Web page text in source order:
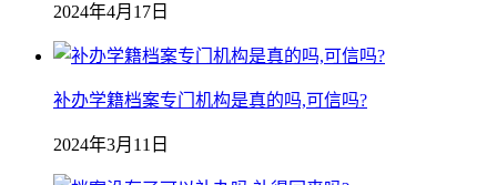
2024年4月17日
补办学籍档案专门机构是真的吗,可信吗?
2024年3月11日